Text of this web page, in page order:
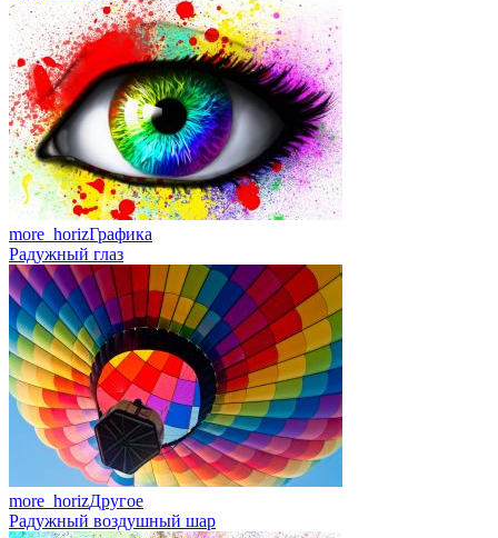
more_horizГрафика
Радужный глаз
more_horizДругое
Радужный воздушный шар